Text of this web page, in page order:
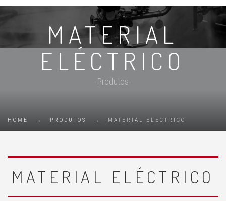
MATERIAL
ELÉCTRICO
- Produtos -
HOME → PRODUTOS → MATERIAL ELÉCTRICO
MATERIAL ELÉCTRICO